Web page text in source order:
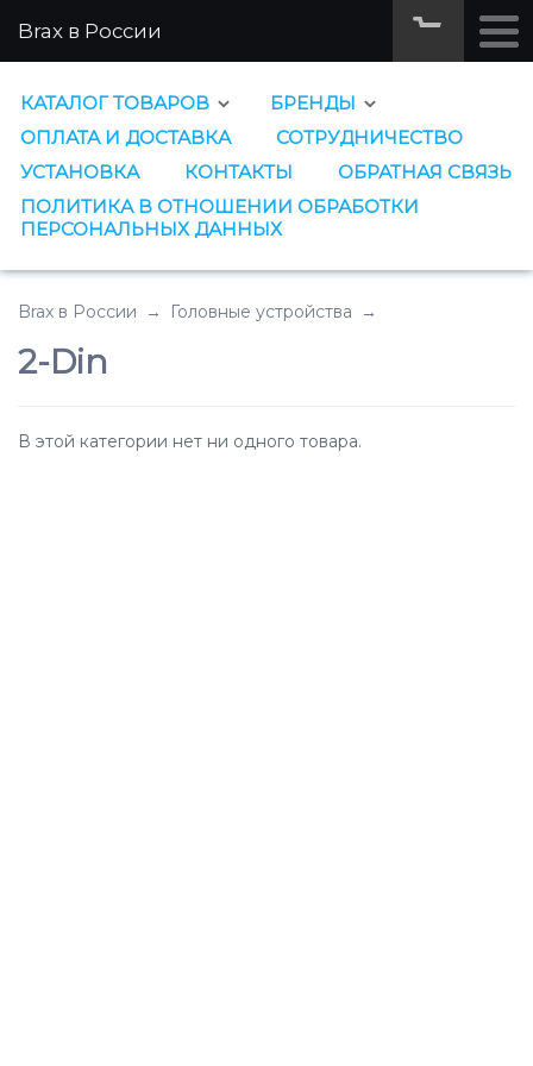
Brax в России
КАТАЛОГ ТОВАРОВ
БРЕНДЫ
ОПЛАТА И ДОСТАВКА
СОТРУДНИЧЕСТВО
УСТАНОВКА
КОНТАКТЫ
ОБРАТНАЯ СВЯЗЬ
ПОЛИТИКА В ОТНОШЕНИИ ОБРАБОТКИ
ПЕРСОНАЛЬНЫХ ДАННЫХ
Brax в России → Головные устройства →
2-Din
В этой категории нет ни одного товара.